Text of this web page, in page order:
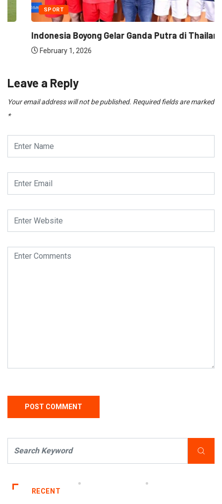
SPORT
Indonesia Boyong Gelar Ganda Putra di Thailand...
February 1, 2026
Leave a Reply
Your email address will not be published. Required fields are marked
*
RECENT